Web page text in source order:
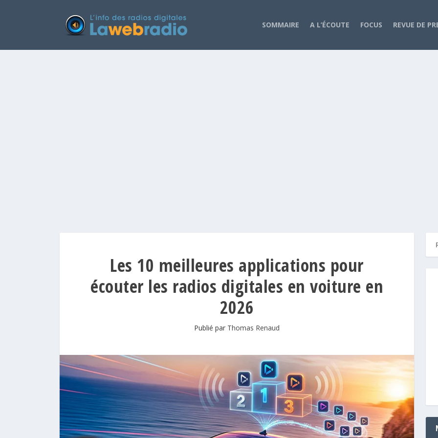
SOMMAIRE A L’ÉCOUTE FOCUS REVUE DE
Les 10 meilleures applications pour
écouter les radios digitales en voiture en
2026
Publié par Thomas Renaud